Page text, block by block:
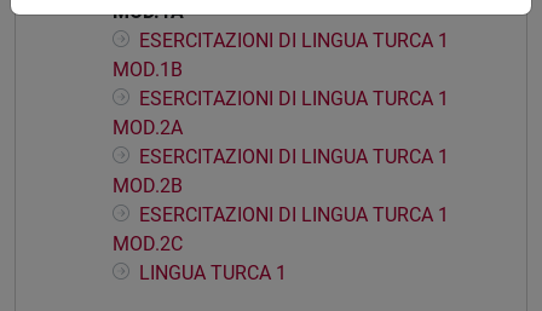
MOD.1A
ESERCITAZIONI DI LINGUA TURCA 1
MOD.1B
ESERCITAZIONI DI LINGUA TURCA 1
MOD.2A
ESERCITAZIONI DI LINGUA TURCA 1
MOD.2B
ESERCITAZIONI DI LINGUA TURCA 1
MOD.2C
LINGUA TURCA 1